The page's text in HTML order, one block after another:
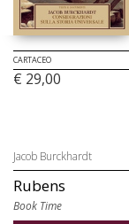
CARTACEO
€ 29,00
Jacob Burckhardt
Rubens
Book Time